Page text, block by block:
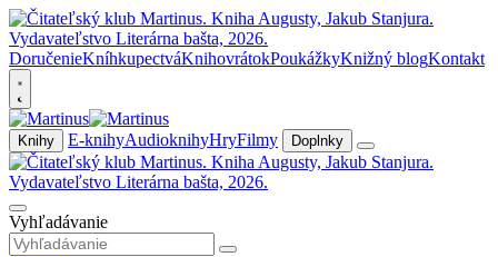
DoručenieKníhkupectváKnihovrátokPoukážkyKnižný blogKontakt
Knihy E-knihyAudioknihyHryFilmy Doplnky
Vyhľadávanie